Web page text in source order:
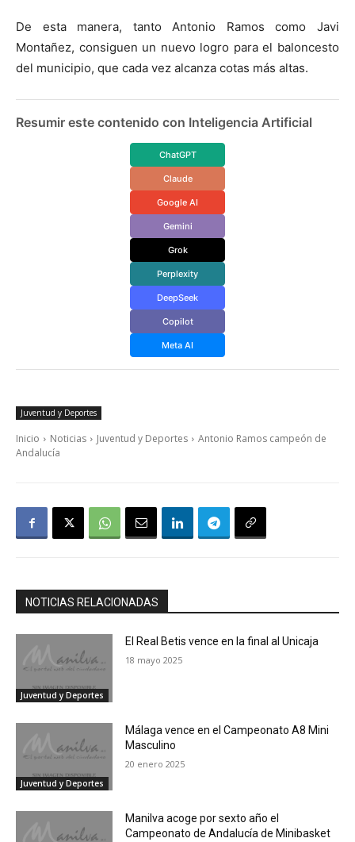
De esta manera, tanto Antonio Ramos como Javi
Montañez, consiguen un nuevo logro para el baloncesto
del municipio, que cada vez alcanza cotas más altas.
Resumir este contenido con Inteligencia Artificial
ChatGPT
Claude
Google AI
Gemini
Grok
Perplexity
DeepSeek
Copilot
Meta AI
Juventud y Deportes
Inicio Noticias Juventud y Deportes
Antonio Ramos campeón de
Andalucía
NOTICIAS RELACIONADAS
Juventud y Deportes
El Real Betis vence en la final al Unicaja
18 mayo 2025
Juventud y Deportes
Málaga vence en el Campeonato A8 Mini
Masculino
20 enero 2025
Manilva acoge por sexto año el
Campeonato de Andalucía de Minibasket